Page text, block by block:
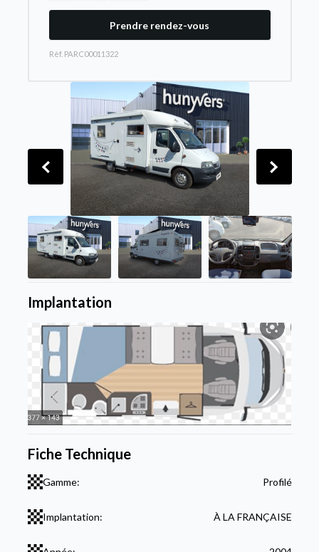
Prendre rendez-vous
Rèf. PARC00011322
Implantation
Fiche Technique
Gamme: Profilé
Implantation: À LA FRANÇAISE